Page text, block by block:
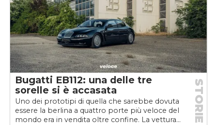
#MASERATI GHIBLI TROFEO
#MINI SPECTRE TYPE 10
#RENAULT CLIO V6
#SINGER ACS
Bugatti EB112: una delle tre
sorelle si è accasata
Uno dei prototipi di quella che sarebbe dovuta
essere la berlina a quattro porte più veloce del
mondo era in vendita oltre confine. La vettura...
STORIE